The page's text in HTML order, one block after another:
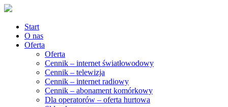
Start
O nas
Oferta
Oferta
Cennik – internet światłowodowy
Cennik – telewizja
Cennik – internet radiowy
Cennik – abonament komórkowy
Dla operatorów – oferta hurtowa